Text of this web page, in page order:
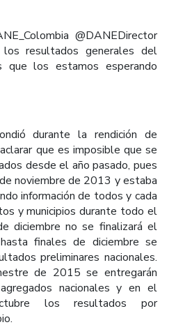
@DANEDirector
resultados generales del
que los estamos esperando
durante la rendición de
que es imposible que se
desde el año pasado, pues
noviembre de 2013 y estaba
información de todos y cada
y municipios durante todo el
diciembre no se finalizará el
finales de diciembre se
preliminares nacionales.
de 2015 se entregarán
nacionales y en el
los resultados por